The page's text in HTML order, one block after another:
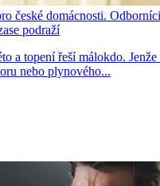
české domácnosti.
podraží
a topení řeší málokdo.
nebo plynového...